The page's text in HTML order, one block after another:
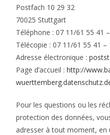
Postfach 10 29 32
70025 Stuttgart
Téléphone : 07 11/61 55 41
Télécopie : 07 11/61 55 41 –
Adresse électronique :
Page d’accueil :http://
Pour les questions ou les
protection des données,
adresser à tout moment, en